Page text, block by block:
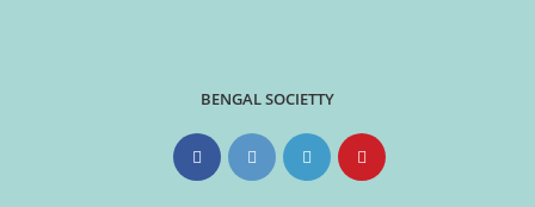
BENGAL SOCIETTY